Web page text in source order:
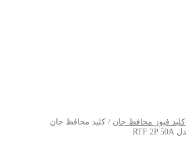
کلید فیوز محافظ جان / کلید محافظ جان